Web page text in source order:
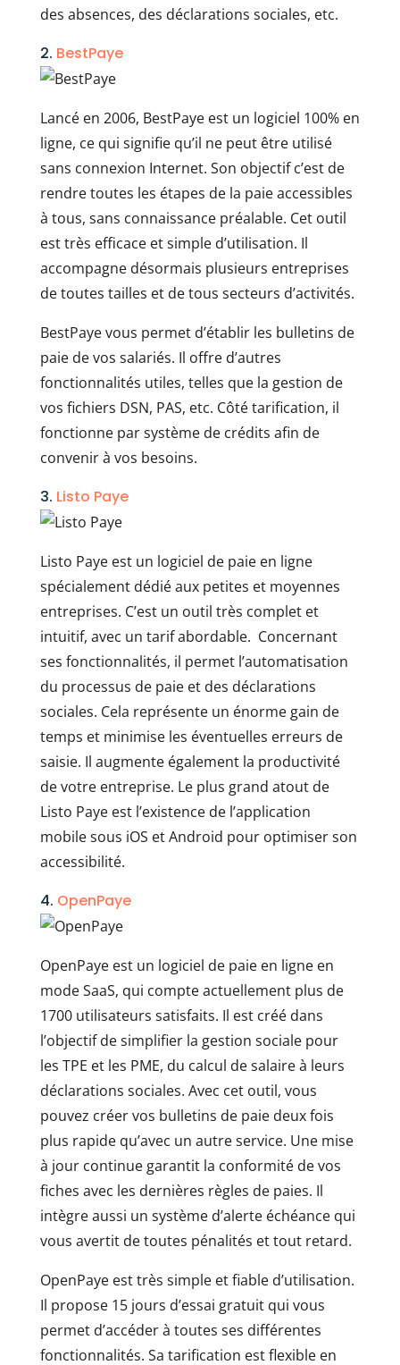
des absences, des déclarations sociales, etc.
2. BestPaye
Lancé en 2006, BestPaye est un logiciel 100% en
ligne, ce qui signifie qu’il ne peut être utilisé
sans connexion Internet. Son objectif c’est de
rendre toutes les étapes de la paie accessibles
à tous, sans connaissance préalable. Cet outil
est très efficace et simple d’utilisation. Il
accompagne désormais plusieurs entreprises
de toutes tailles et de tous secteurs d’activités.
BestPaye vous permet d’établir les bulletins de
paie de vos salariés. Il offre d’autres
fonctionnalités utiles, telles que la gestion de
vos fichiers DSN, PAS, etc. Côté tarification, il
fonctionne par système de crédits afin de
convenir à vos besoins.
3. Listo Paye
Listo Paye est un logiciel de paie en ligne
spécialement dédié aux petites et moyennes
entreprises. C’est un outil très complet et
intuitif, avec un tarif abordable. Concernant
ses fonctionnalités, il permet l’automatisation
du processus de paie et des déclarations
sociales. Cela représente un énorme gain de
temps et minimise les éventuelles erreurs de
saisie. Il augmente également la productivité
de votre entreprise. Le plus grand atout de
Listo Paye est l’existence de l’application
mobile sous iOS et Android pour optimiser son
accessibilité.
4. OpenPaye
OpenPaye est un logiciel de paie en ligne en
mode SaaS, qui compte actuellement plus de
1700 utilisateurs satisfaits. Il est créé dans
l’objectif de simplifier la gestion sociale pour
les TPE et les PME, du calcul de salaire à leurs
déclarations sociales. Avec cet outil, vous
pouvez créer vos bulletins de paie deux fois
plus rapide qu’avec un autre service. Une mise
à jour continue garantit la conformité de vos
fiches avec les dernières règles de paies. Il
intègre aussi un système d’alerte échéance qui
vous avertit de toutes pénalités et tout retard.
OpenPaye est très simple et fiable d’utilisation.
Il propose 15 jours d’essai gratuit qui vous
permet d’accéder à toutes ses différentes
fonctionnalités. Sa tarification est flexible en